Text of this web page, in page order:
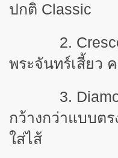
ปกติ Classic
2. Crescent
พระจันทร์เสี้ยว
3. Diamond
กว้างกว่าแบบต
ใส่ไส้